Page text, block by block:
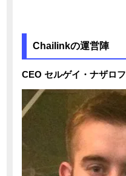
Chailinkの運営陣
CEO セルゲイ・ナザロフ